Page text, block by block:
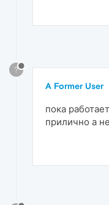
?
A Former User
пока
прилично а